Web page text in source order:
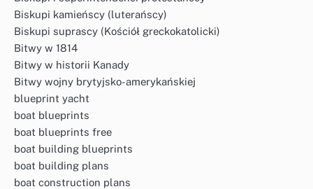
Biskupi kamieńscy (luterańscy)
Biskupi suprascy (Kościół greckokatolicki)
Bitwy w 1814
Bitwy w historii Kanady
Bitwy wojny brytyjsko-amerykańskiej
blueprint yacht
boat blueprints
boat blueprints free
boat building blueprints
boat building plans
boat construction plans